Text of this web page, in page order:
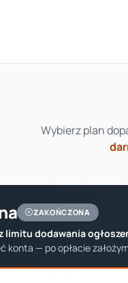
Wybierz plan
ZAKOŃCZONA
limitu dodawania
konta — po opłacie